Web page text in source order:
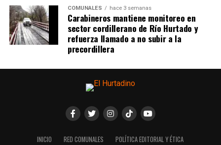
COMUNALES hace 3 semanas
Carabineros mantiene monitoreo en
sector cordillerano de Río Hurtado y
refuerza llamado a no subir a la
precordillera
INICIO RED COMUNALES
POLÍTICA EDITORIAL Y ÉTICA